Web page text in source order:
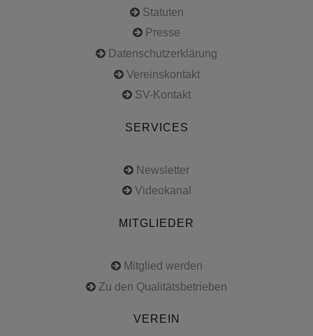
Statuten
Presse
Datenschutzerklärung
Vereinskontakt
SV-Kontakt
SERVICES
Newsletter
Videokanal
MITGLIEDER
Mitglied werden
Zu den Qualitätsbetrieben
VEREIN